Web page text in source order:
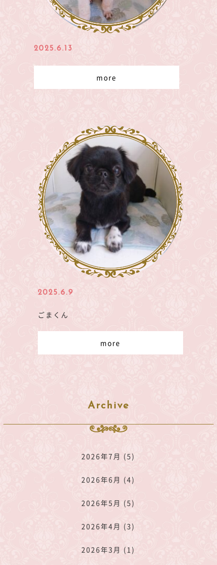
2025.6.13
more
2025.6.9
ごまくん
more
Archive
2026年7月 (5)
2026年6月 (4)
2026年5月 (5)
2026年4月 (3)
2026年3月 (1)